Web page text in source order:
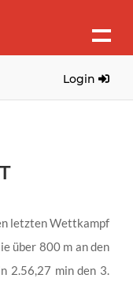
Login
letzten Wettkampf
über 800 m an den
2.56,27 min den 3.